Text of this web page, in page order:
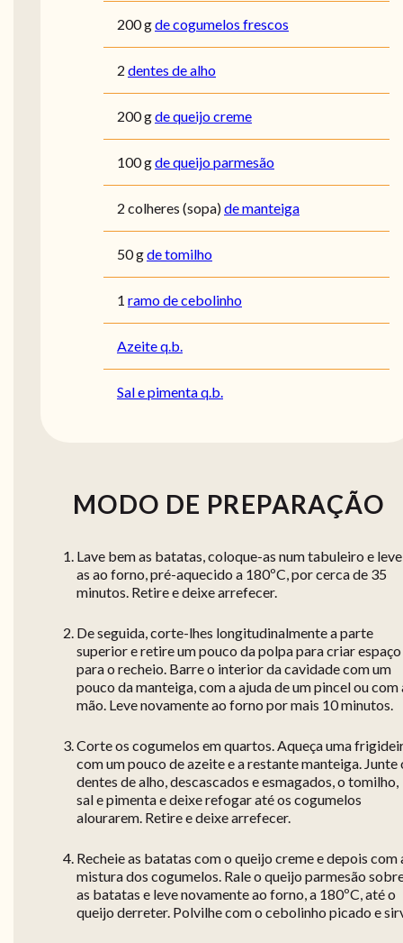
200gde cogumelos frescos
2 dentes de alho
200gde queijo creme
100gde queijo parmesão
2 colheres (sopa)de manteiga
50gde tomilho
1 ramo de cebolinho
Azeite q.b.
Sal e pimenta q.b.
MODO DE PREPARAÇÃO
Lave bem as batatas, coloque-as num tabuleiro e
as ao forno, pré-aquecido a 180ºC, por cerca de 35
minutos. Retire e deixe arrefecer.
De seguida, corte-lhes longitudinalmente a parte
superior e retire um pouco da polpa para criar espaço
para o recheio. Barre o interior da cavidade com um
pouco da manteiga, com a ajuda de um pincel ou com
mão. Leve novamente ao forno por mais 10 minutos.
Corte os cogumelos em quartos. Aqueça uma
com um pouco de azeite e a restante manteiga. Junte
dentes de alho, descascados e esmagados, o tomilho,
sal e pimenta e deixe refogar até os cogumelos
alourarem. Retire e deixe arrefecer.
Recheie as batatas com o queijo creme e depois com
mistura dos cogumelos. Rale o queijo parmesão
as batatas e leve novamente ao forno, a 180ºC, até o
queijo derreter. Polvilhe com o cebolinho picado e